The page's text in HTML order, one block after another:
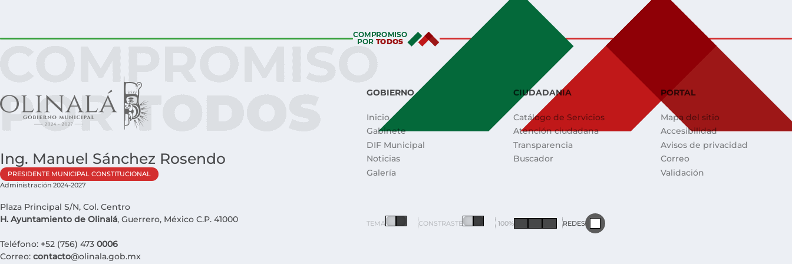
Ing. Manuel Sánchez Rosendo
PRESIDENTE MUNICIPAL CONSTITUCIONAL
Administración 2024-2027
Plaza Principal S/N, Col. Centro
H. Ayuntamiento de Olinalá, Guerrero, México C.P. 41000
Teléfono: +52 (756) 473 0006
Correo: contacto@olinala.gob.mx
GOBIERNO
Inicio
Gabinete
DIF Municipal
Noticias
Galería
CIUDADANIA
Catálogo de Servicios
Atención ciudadana
Transparencia
Buscador
PORTAL
Mapa del sitio
Accesibilidad
Avisos de privacidad
Correo
Validación
TEMA CONSTRASTE 100% REDES